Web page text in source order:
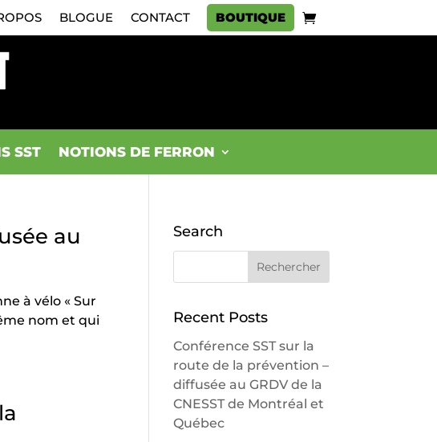
BLOGUE CONTACT BOUTIQUE
SST NOTIONS DE FERRON
au
à vélo « Sur
nom et qui
Search
Recent Posts
Conférence SST sur la
route de la prévention –
diffusée au GRDV de la
CNESST de Montréal et
Québec